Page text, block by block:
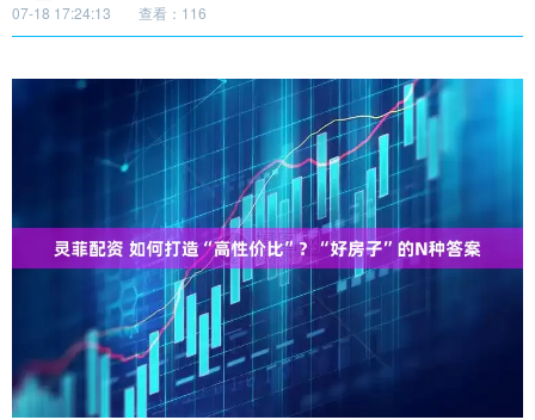
07-18 17:24:13
查看：116